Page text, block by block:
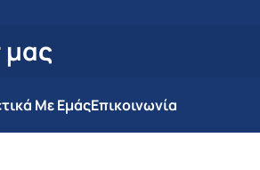
μας
Με ΕμάςΕπικοινωνία